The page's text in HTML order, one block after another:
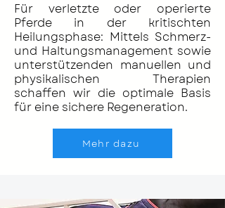
Für verletzte oder operierte
Pferde in der kritischten
Heilungsphase: Mittels Schmerz-
und Haltungsmanagement sowie
unterstützenden manuellen und
physikalischen Therapien
schaffen wir die optimale Basis
für eine sichere Regeneration.
Mehr dazu